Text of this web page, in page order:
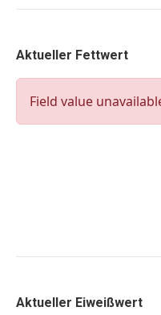
Aktueller Fettwert
Aktueller Eiweißwert